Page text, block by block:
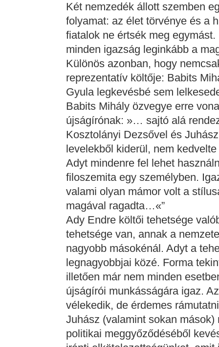
Két nemzedék állott szemben
folyamat: az élet törvénye és a
fiatalok ne értsék meg
minden igazság leginkább a
Különös azonban, hogy
reprezentatív költője: Babits
Gyula legkevésbé sem
Babits Mihály özvegye erre
újságírónak: »… sajtó alá
Kosztolányi Dezsővel és
levelekből kiderül, nem
Adyt mindenre fel lehet
filoszemita egy személyben.
valami olyan mámor volt a
magával ragadta…«”
Ady Endre költői tehetsége
tehetsége van, annak a
nagyobb másokénál. Adyt a
legnagyobbjai közé. Forma
illetően már nem minden
újságírói munkásságára igaz.
vélekedik, de érdemes
Juhász (valamint sokan
politikai meggyőződéséből